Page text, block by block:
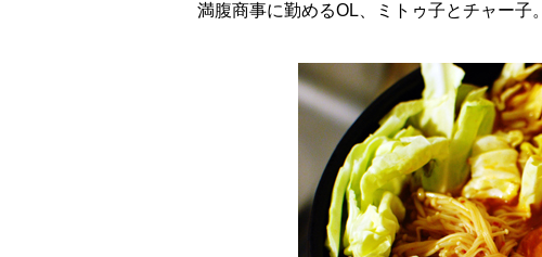
満腹商事に勤めるOL、ミトゥ子とチャー子。